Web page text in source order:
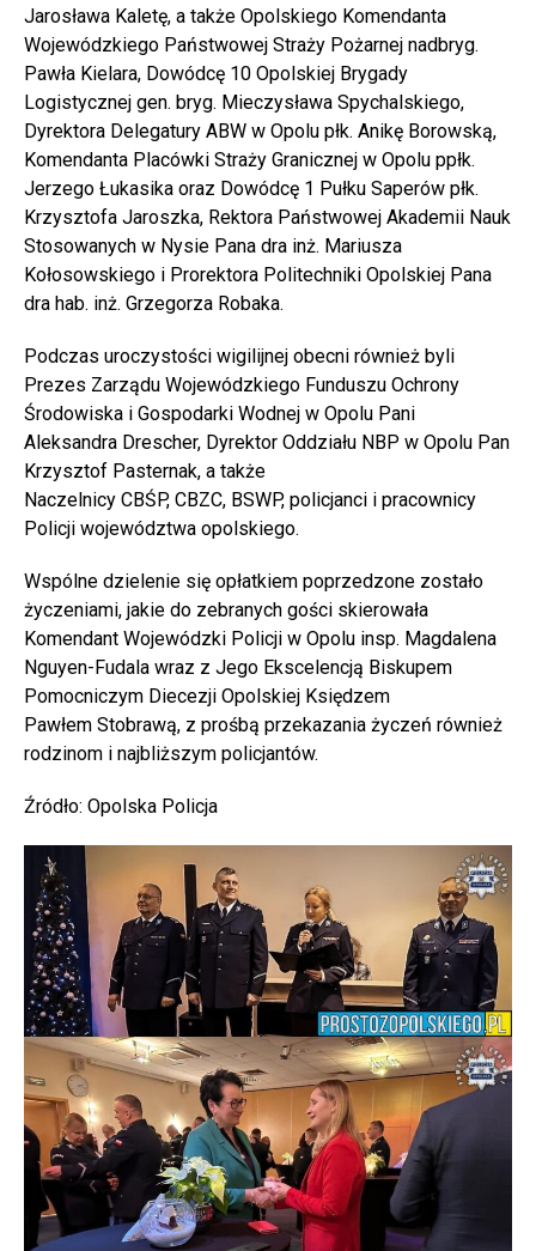
Jarosława Kaletę, a także Opolskiego Komendanta
Wojewódzkiego Państwowej Straży Pożarnej nadbryg.
Pawła Kielara, Dowódcę 10 Opolskiej Brygady
Logistycznej gen. bryg. Mieczysława Spychalskiego,
Dyrektora Delegatury ABW w Opolu płk. Anikę Borowską,
Komendanta Placówki Straży Granicznej w Opolu ppłk.
Jerzego Łukasika oraz Dowódcę 1 Pułku Saperów płk.
Krzysztofa Jaroszka, Rektora Państwowej Akademii Nauk
Stosowanych w Nysie Pana dra inż. Mariusza
Kołosowskiego i Prorektora Politechniki Opolskiej Pana
dra hab. inż. Grzegorza Robaka.
Podczas uroczystości wigilijnej obecni również byli
Prezes Zarządu Wojewódzkiego Funduszu Ochrony
Środowiska i Gospodarki Wodnej w Opolu Pani
Aleksandra Drescher, Dyrektor Oddziału NBP w Opolu Pan
Krzysztof Pasternak, a także
Naczelnicy CBŚP, CBZC, BSWP, policjanci i pracownicy
Policji województwa opolskiego.
Wspólne dzielenie się opłatkiem poprzedzone zostało
życzeniami, jakie do zebranych gości skierowała
Komendant Wojewódzki Policji w Opolu insp. Magdalena
Nguyen-Fudala wraz z Jego Ekscelencją Biskupem
Pomocniczym Diecezji Opolskiej Księdzem
Pawłem Stobrawą, z prośbą przekazania życzeń również
rodzinom i najbliższym policjantów.
Źródło: Opolska Policja